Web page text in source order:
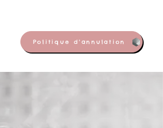
Politique d'annulation